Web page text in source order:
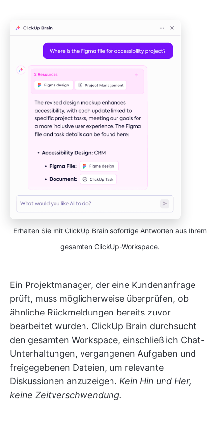
Erhalten Sie mit ClickUp Brain sofortige Antworten aus Ihrem
gesamten ClickUp-Workspace.
Ein Projektmanager, der eine Kundenanfrage
prüft, muss möglicherweise überprüfen, ob
ähnliche Rückmeldungen bereits zuvor
bearbeitet wurden. ClickUp Brain durchsucht
den gesamten Workspace, einschließlich Chat-
Unterhaltungen, vergangenen Aufgaben und
freigegebenen Dateien, um relevante
Diskussionen anzuzeigen. Kein Hin und Her,
keine Zeitverschwendung.